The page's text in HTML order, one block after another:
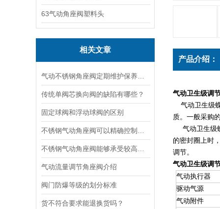
63气动角座阀塑料头
相关文章
传统单阀芯换向阀的缺陷有哪些？
固定球阀和浮动球阀的区别
气动流量调节角座阀介绍
阀门防爆等级的划分标准
货不符合要求能退换货吗？
产品介绍：
气动卫生级调
气动卫生级
质。一般采购
气动卫生级
的密封圈上时
调节。
气动卫生级调
气动执行器
驱动气源
气动附件